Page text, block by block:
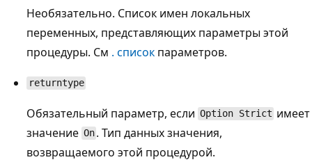
Необязательно. Список имен локальных
переменных, представляющих параметры этой
процедуры. См . список параметров.
returntype
Обязательный параметр, если Option Strict имеет
значение On . Тип данных значения,
возвращаемого этой процедурой.